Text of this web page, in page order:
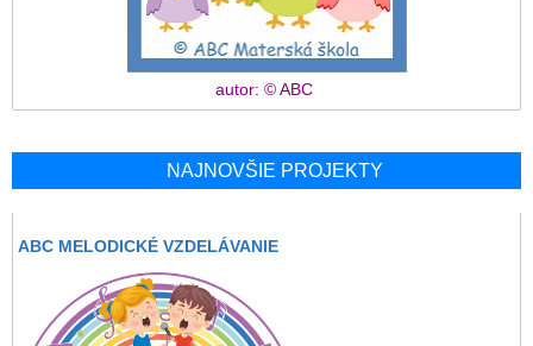
autor: © ABC
NAJNOVŠIE PROJEKTY
ABC MELODICKÉ VZDELÁVANIE